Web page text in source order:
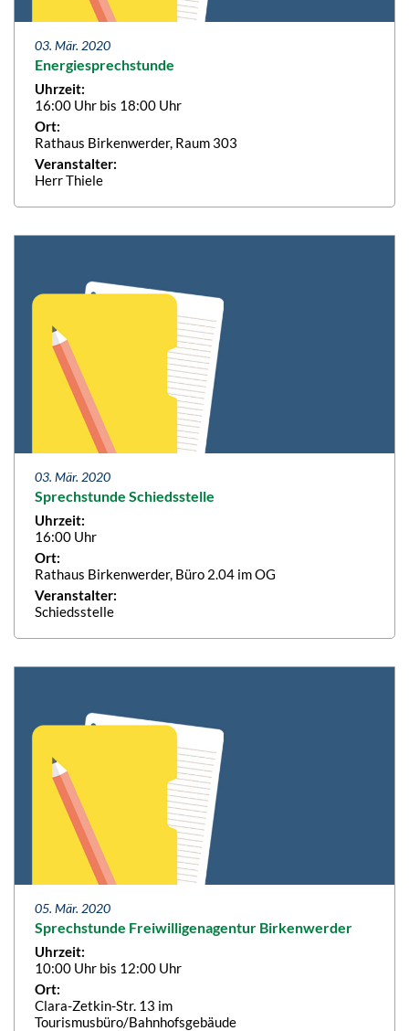
03. Mär. 2020
Energiesprechstunde
Uhrzeit:
16:00 Uhr bis 18:00 Uhr
Ort:
Rathaus Birkenwerder, Raum 303
Veranstalter:
Herr Thiele
03. Mär. 2020
Sprechstunde Schiedsstelle
Uhrzeit:
16:00 Uhr
Ort:
Rathaus Birkenwerder, Büro 2.04 im OG
Veranstalter:
Schiedsstelle
05. Mär. 2020
Sprechstunde Freiwilligenagentur Birkenwerder
Uhrzeit:
10:00 Uhr bis 12:00 Uhr
Ort:
Clara-Zetkin-Str. 13 im
Tourismusbüro/Bahnhofsgebäude